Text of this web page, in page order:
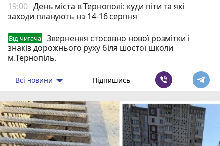
19:00 День міста в Тернополі: куди піти та які
заходи планують на 14-16 серпня
Від читача
Звернення стосовно нової розмітки і
знаків дорожнього руху біля шостої школи
м.Тернопіль.
Всі новини Підпишись